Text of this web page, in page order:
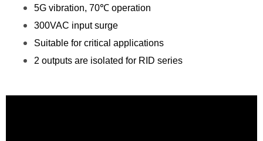
5G vibration, 70℃ operation
300VAC input surge
Suitable for critical applications
2 outputs are isolated for RID series